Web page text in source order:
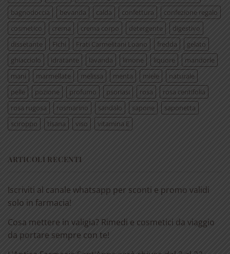
bagnodoccia
bevanda calda confettura
confezione regalo
cosmetico
crema crema corpo detergente
digestivo
dissetante
Fichi Frati Carmelitani Loano fredda
gelato
ghiacciolo
idratante lavanda limone liquore
mandorle
mani
marmellate melissa menta miele
naturale
pelle
pozione profumo psoriasi rosa
rosa centifolia
rosa rugosa
rosmarino sandalo sapone
saponetta
sciroppo
tisana viso vitamina E
ARTICOLI RECENTI
Iscriviti al canale whatsapp per sconti e promo validi
solo in farmacia!
Cosa mettere in valigia? Rimedi e cosmetici da viaggio
da portare sempre con te!